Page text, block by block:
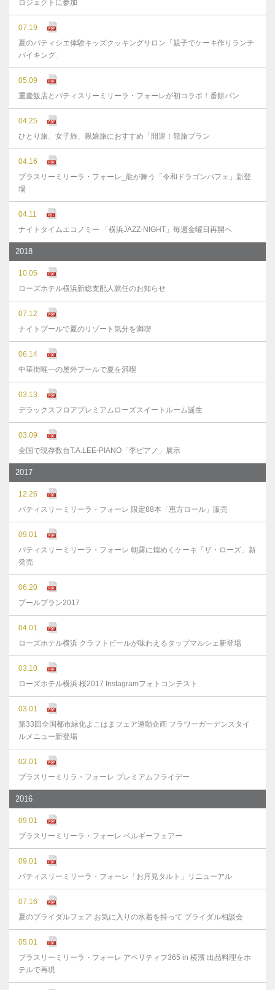
ロジェクトに参加
07.19
夏のパティシエ体験キッズクッキングサロン「親子でケーキ作りランチ
バイキング」
05.09
重慶飯店とパティスリーミリーラ・フォーレが初コラボ！番餅パン
04.25
ひとり旅、女子旅、親娘旅におすすめ「開運！龍旅プラン
04.16
ブラスリーミリーラ・フォーレ_龍が舞う「令和ドラゴンパフェ」新登
場
04.11
ナイトタイムエコノミー 「横浜JAZZ-NIGHT」毎週金曜日再開へ
2018
10.05
ローズホテル横浜新総支配人就任のお知らせ
07.12
ナイトプールで夏のリゾート気分を満喫
06.14
中華街唯一の屋外プールで夏を満喫
03.13
デラックスフロアプレミアムローズスイートルーム誕生
03.09
全国で現存数台T.A.LEE-PIANO「李ピアノ」展示
2017
12.26
パティスリーミリーラ・フォーレ 限定88本「恵方ロール」販売
09.01
パティスリーミリーラ・フォーレ 朝露に煌めくケーキ「ザ・ローズ」新
発売
06.20
プールプラン2017
04.01
ローズホテル横浜 クラフトビールが味わえるタップマルシェ新登場
03.10
ローズホテル横浜 桜2017 Instagramフォトコンテスト
03.01
第33回全国都市緑化よこはまフェア連動企画 フラワーガーデンスタイ
ルメニュー新登場
02.01
ブラスリーミリラ・フォーレ プレミアムフライデー
2016
09.01
ブラスリーミリーラ・フォーレ ベルギーフェアー
09.01
パティスリーミリーラ・フォーレ「お月見タルト」リニューアル
07.16
夏のブライダルフェア お気に入りの水着を持って ブライダル相談会
05.01
ブラスリーミリーラ・フォーレ アペリティフ365 in 横濱 出品料理をホ
テルで再現